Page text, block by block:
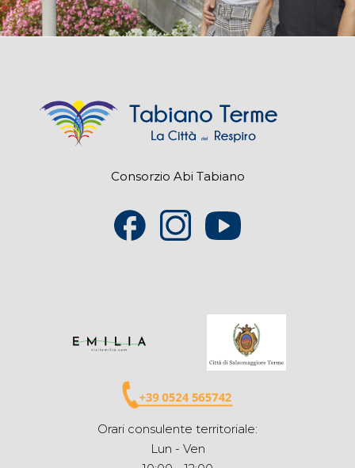
Consorzio Abi Tabiano
Orari consulente territoriale:
Lun - Ven